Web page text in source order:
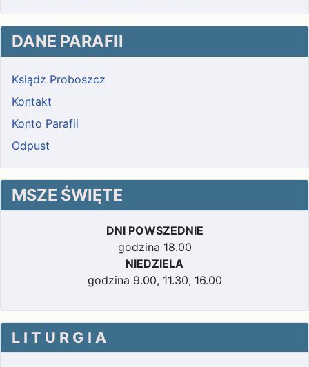
DANE PARAFII
Ksiądz Proboszcz
Kontakt
Konto Parafii
Odpust
MSZE ŚWIĘTE
DNI POWSZEDNIE
godzina 18.00
NIEDZIELA
godzina 9.00, 11.30, 16.00
L I T U R G I A